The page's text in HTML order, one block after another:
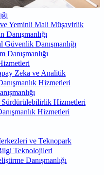
ve Yeminli Mali Müşavirlik
Danışmanlığı
Danışmanlığı
Danışmanlığı
Zeka ve Analitik
Hizmetleri
Hizmetleri
Hizmetleri
ve Teknopark
Teknolojileri
Danışmanlığı